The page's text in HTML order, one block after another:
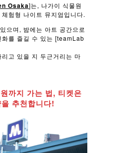
Osaka]는, 나가이 식물원
험형 나이트 뮤지엄입니다.
으며, 밤에는 아트 공간으로
화를 즐길 수 있는 [teamLab
고 있을 지 두근거리는 마
까지 가는 법, 티켓은
추천합니다!